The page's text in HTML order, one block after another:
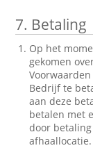
7. Betaling
Op het
gekomen
Bedrijf te
aan deze
betalen met
door
afhaallocatie.